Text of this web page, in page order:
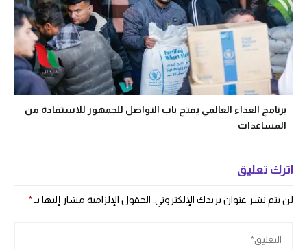
برنامج الغذاء العالمي يفتح باب التواصل للجمهور للاستفادة من
المساعدات
اترك تعليق
لن يتم نشر عنوان بريدك الإلكتروني. الحقول الإلزامية مشار إليها بـ*